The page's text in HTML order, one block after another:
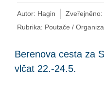
Autor: Hagin Zveřejněno:
Rubrika: Poutače /
Berenova cesta za
vlčat 22.-24.5.